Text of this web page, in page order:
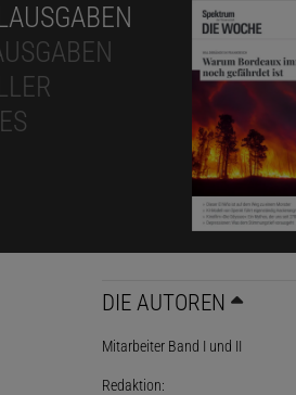
DIE AUTOREN
Mitarbeiter Band I und II
Redaktion: